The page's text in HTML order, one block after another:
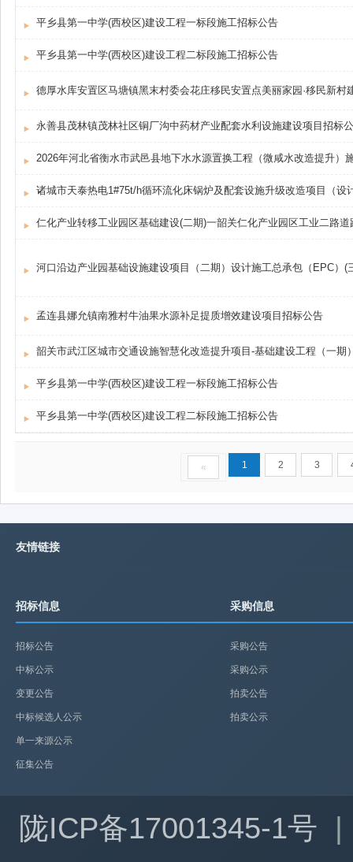
平乡县第一中学(西校区)建设工程一标段施工招标公告
平乡县第一中学(西校区)建设工程二标段施工招标公告
德厚水库安置区马塘镇黑末村委会花庄移民安置点美丽家园·移民新村
永善县茂林镇茂林社区铜厂沟中药材产业配套水利设施建设项目招标
2026年河北省衡水市武邑县地下水水源置换工程（微咸水改造提升）
诸城市天泰热电1#75t/h循环流化床锅炉及配套设施升级改造项目（设
仁化产业转移工业园区基础建设(二期)一韶关仁化产业园区工业二路
河口沿边产业园基础设施建设项目（二期）设计施工总承包（EPC）(
孟连县娜允镇南雅村牛油果水源补足提质增效建设项目招标公告
韶关市武江区城市交通设施智慧化改造提升项目-基础建设工程（一期
平乡县第一中学(西校区)建设工程一标段施工招标公告
平乡县第一中学(西校区)建设工程二标段施工招标公告
« 1 2 3
友情链接
招标信息
招标公告
中标公示
变更公告
中标候选人公示
单一来源公示
征集公告
采购信息
采购公告
采购公示
拍卖公告
拍卖公示
陇ICP备17001345-1号